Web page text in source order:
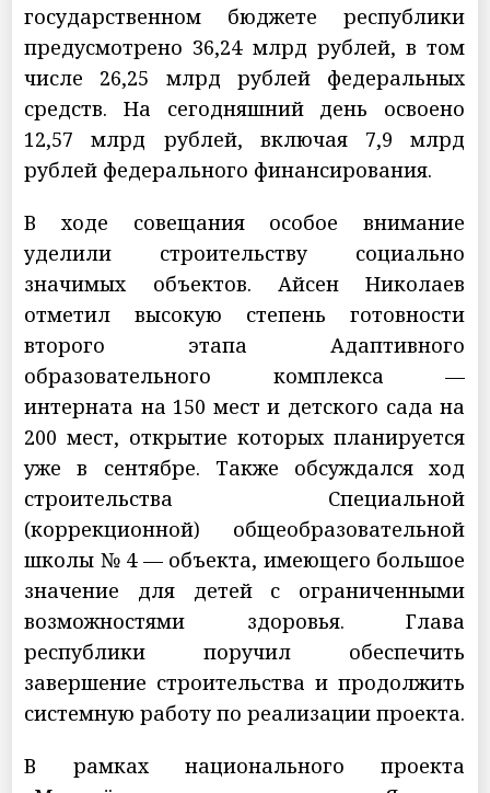
государственном бюджете республики
предусмотрено 36,24 млрд рублей, в том
числе 26,25 млрд рублей федеральных
средств. На сегодняшний день освоено
12,57 млрд рублей, включая 7,9 млрд
рублей федерального финансирования.
В ходе совещания особое внимание
уделили строительству социально
значимых объектов. Айсен Николаев
отметил высокую степень готовности
второго этапа Адаптивного
образовательного комплекса —
интерната на 150 мест и детского сада на
200 мест, открытие которых планируется
уже в сентябре. Также обсуждался ход
строительства Специальной
(коррекционной) общеобразовательной
школы № 4 — объекта, имеющего большое
значение для детей с ограниченными
возможностями здоровья. Глава
республики поручил обеспечить
завершение строительства и продолжить
системную работу по реализации проекта.
В рамках национального проекта